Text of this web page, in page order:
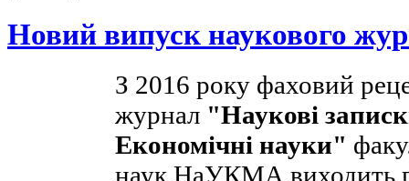
Новий випуск наукового
З 2016 року фаховий
журнал"Наукові
Економічні науки"
наук НаУКМА виходить